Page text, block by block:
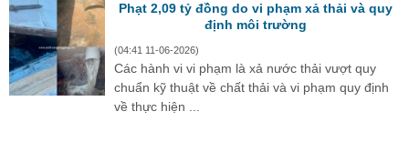
Phạt 2,09 tỷ đồng do vi phạm xả thải và quy
định môi trường
(04:41 11-06-2026)
Các hành vi vi phạm là xả nước thải vượt quy
chuẩn kỹ thuật về chất thải và vi phạm quy định
về thực hiện ...